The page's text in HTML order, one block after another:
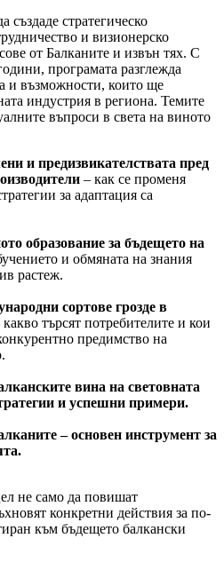
създаде стратегическо
и визионерско
от Балканите и извън тях. С
програмата разглежда
и възможности, които ще
индустрия в региона. Темите
въпроси в света на виното
и предизвикателствата пред
– как се променя
за адаптация са
образование за бъдещето на
и обмяната на знания
растеж.
сортове грозде в
какво търсят потребителите и кои
предимство на
вина на световната
и успешни примери.
– основен инструмент за
не само да повишат
конкретни действия за по-
към бъдещето балкански